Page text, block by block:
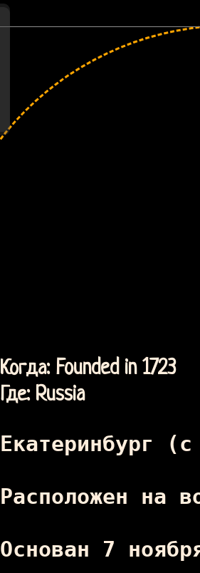
Когда: Founded in 1723
Где: Russia
Екатеринбург
Расположен на
Основан 7